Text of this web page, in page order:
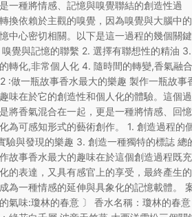
一種將情感、記憶與嗅覺聯結的創造性過
換依賴於主觀的嗅覺，因為嗅覺與大腦中的
中心密切相關。以下是這一過程的幾個關鍵
嗅覺與記憶的聯繫 2. 選擇有聯想性的精油 3.
轉化,非常個人化 4. 隨時間的轉變,香氣融合
:做一瓶故事香水最大的樂趣 製作一瓶故事
味在於它的創造性和個人化的體驗。這個過
將香氣混合在一起，更是一種將情感、回憶
為可感知形式的藝術創作。 1. 創造過程的
驗與發現的樂趣 3. 創造一種獨特的標誌 總
故事香水最大的趣味在於這個創造過程既充
的表達，又具有感官上的享受，最終產生的
為一種情感的延伸與具象化的記憶載體。
氣味:瓊林的春意 〕 香水名稱：瓊林的春意